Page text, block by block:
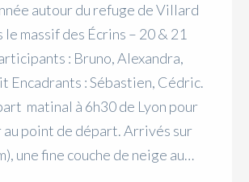
autour du refuge de Villard
le massif des Écrins – 20 & 21
: Bruno, Alexandra,
Encadrants : Sébastien, Cédric.
matinal à 6h30 de Lyon pour
point de départ. Arrivés sur
une fine couche de neige au…